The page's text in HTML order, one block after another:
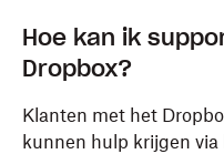
Hoe kan ik
Dropbox?
Klanten met het
kunnen hulp krijgen via